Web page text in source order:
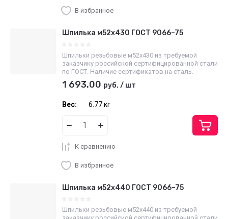
В избранное
Шпилька м52х430 ГОСТ 9066–75
Шпильки резьбовые м52х430 из требуемой
заказчику российской сертифицированной стали
по ГОСТ. Наличие сертификатов на сталь.
1 693.00 руб. / шт
Вес: 6.77 кг
К сравнению
В избранное
Шпилька м52х440 ГОСТ 9066–75
Шпильки резьбовые м52х440 из требуемой